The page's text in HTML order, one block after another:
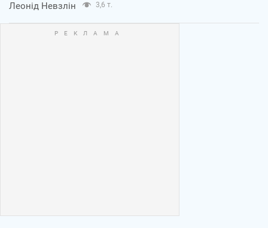
Леонід Невзлін 3,6 т.